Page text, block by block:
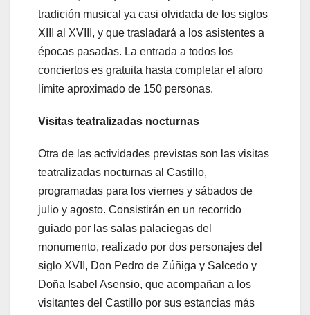
tradición musical ya casi olvidada de los siglos
XIII al XVIII, y que trasladará a los asistentes a
épocas pasadas. La entrada a todos los
conciertos es gratuita hasta completar el aforo
límite aproximado de 150 personas.
Visitas teatralizadas nocturnas
Otra de las actividades previstas son las visitas
teatralizadas nocturnas al Castillo,
programadas para los viernes y sábados de
julio y agosto. Consistirán en un recorrido
guiado por las salas palaciegas del
monumento, realizado por dos personajes del
siglo XVII, Don Pedro de Zúñiga y Salcedo y
Doña Isabel Asensio, que acompañan a los
visitantes del Castillo por sus estancias más